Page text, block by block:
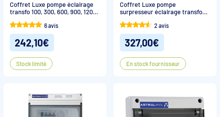
Coffret Luxe pompe éclairage
transfo 100, 300, 600, 900, 1200
6 avis
242,10€
Stock limité
Coffret Luxe pompe
surpresseur éclairage transfo
2 avis
327,00€
En stock fournisseur